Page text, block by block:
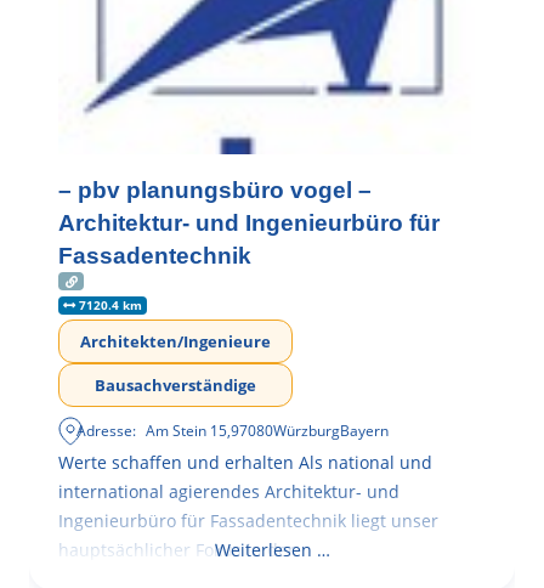
– pbv planungsbüro vogel –
Architektur- und Ingenieurbüro für
Fassadentechnik
7120.4 km
Architekten/Ingenieure
Bausachverständige
Adresse: Am Stein 15,97080WürzburgBayern
Werte schaffen und erhalten Als national und
international agierendes Architektur- und
Ingenieurbüro für Fassadentechnik liegt unser
hauptsächlicher Fokus in der
Weiterlesen …